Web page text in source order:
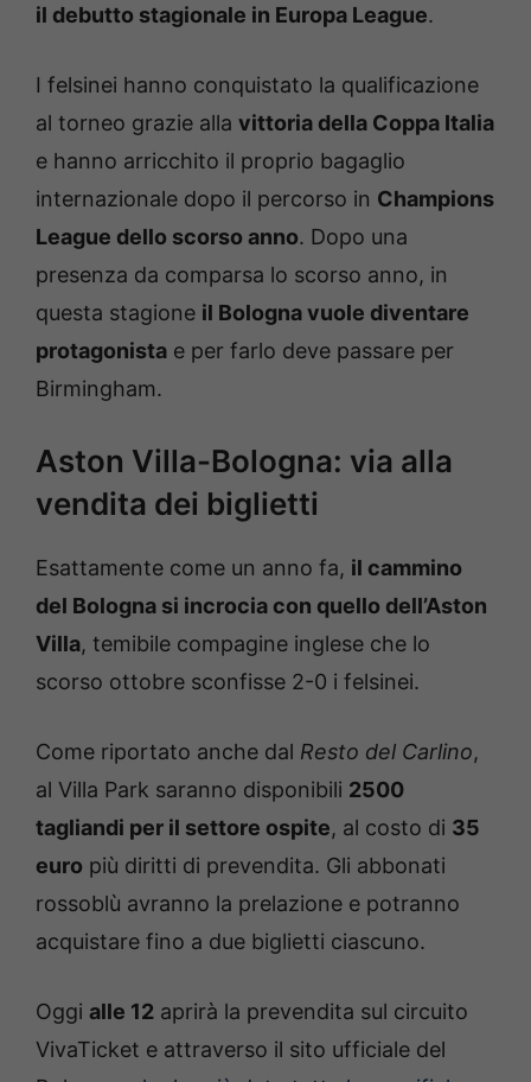
il debutto stagionale in Europa League.
I felsinei hanno conquistato la qualificazione
al torneo grazie alla vittoria della Coppa Italia
e hanno arricchito il proprio bagaglio
internazionale dopo il percorso in Champions
League dello scorso anno. Dopo una
presenza da comparsa lo scorso anno, in
questa stagione il Bologna vuole diventare
protagonista e per farlo deve passare per
Birmingham.
Aston Villa-Bologna: via alla
vendita dei biglietti
Esattamente come un anno fa, il cammino
del Bologna si incrocia con quello dell’Aston
Villa, temibile compagine inglese che lo
scorso ottobre sconfisse 2-0 i felsinei.
Come riportato anche dal Resto del Carlino,
al Villa Park saranno disponibili 2500
tagliandi per il settore ospite, al costo di 35
euro più diritti di prevendita. Gli abbonati
rossoblù avranno la prelazione e potranno
acquistare fino a due biglietti ciascuno.
Oggi alle 12 aprirà la prevendita sul circuito
VivaTicket e attraverso il sito ufficiale del